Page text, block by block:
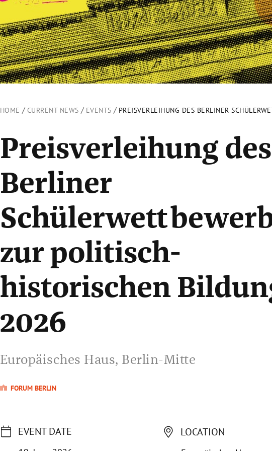
HOME / CURRENT NEWS / EVENTS / PREISVERLEIHUNG DES BERLINER
Preisverleihung des
Berliner
zur politisch-
historischen
2026
Europäisches Haus, Berlin-Mitte
FORUM BERLIN
EVENT DATE LOCATION